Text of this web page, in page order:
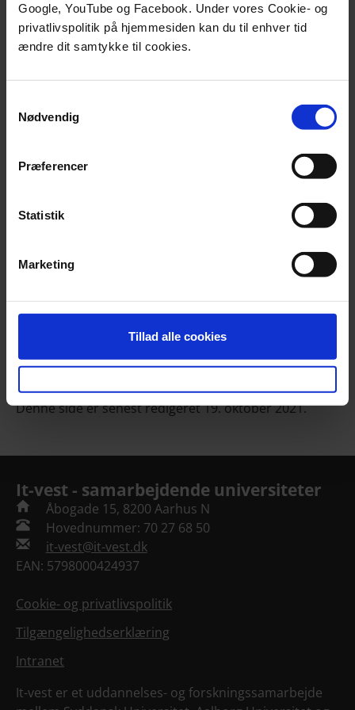
Google, YouTube og Facebook. Under vores Cookie- og
privatlivspolitik på hjemmesiden kan du til enhver tid
ændre dit samtykke til cookies.
Nødvendig
Præferencer
Statistik
Marketing
Tillad alle cookies
Nyhedsbrev udsendt 3. maj 2021
Nyhedsbrev udsendt 22. april 2021
Til nyeste nyhedsbreve
tilmelde dig her.
Denne side er senest redigeret 19. oktober 2021.
It-vest - samarbejdende universiteter
Åbogade 15, 8200 Aarhus N
Hovednummer: 70 27 68 50
it-vest@it-vest.dk
EAN: 5798000424937
Cookie- og privatlivspolitik
Tilgængelighedserklæring
Intranet
It-vest er et uddannelses- og forskningssamarbejde